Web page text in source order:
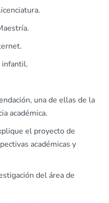
infantil.
una de ellas de la
académica.
el proyecto de
académicas y
del área de